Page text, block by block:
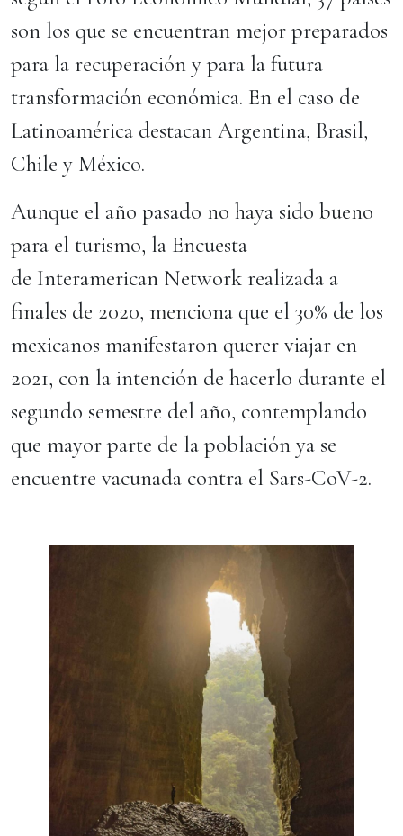
son los que se encuentran mejor preparados
para la recuperación y para la futura
transformación económica. En el caso de
Latinoamérica destacan Argentina, Brasil,
Chile y México.
Aunque el año pasado no haya sido bueno
para el turismo, la Encuesta
de Interamerican Network realizada a
finales de 2020, menciona que el 30% de los
mexicanos manifestaron querer viajar en
2021, con la intención de hacerlo durante el
segundo semestre del año, contemplando
que mayor parte de la población ya se
encuentre vacunada contra el Sars-CoV-2.